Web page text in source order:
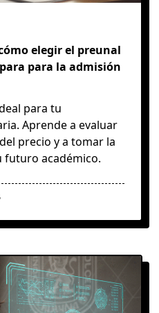
elegir el preunal
para la admisión
para tu
Aprende a evaluar
precio y a tomar la
futuro académico.